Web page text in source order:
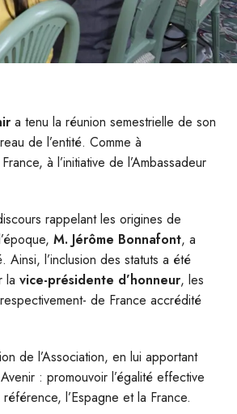
a tenu la réunion semestrielle de son
de l’entité. Comme à
à l’initiative de l’Ambassadeur
rappelant les origines de
M. Jérôme Bonnafont, a
Ainsi, l’inclusion des statuts a été
la vice-présidente d’honneur, les
de France accrédité
de l’Association, en lui apportant
: promouvoir l’égalité effective
l’Espagne et la France.